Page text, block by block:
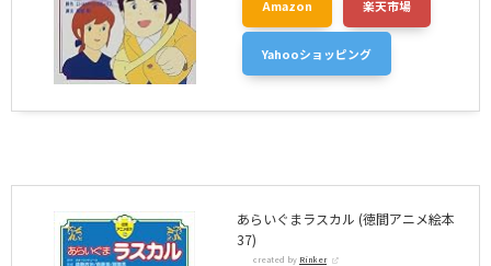
Amazon 楽天市場
Yahooショッピング
あらいぐまラスカル (徳間アニメ絵本
37)
created by Rinker